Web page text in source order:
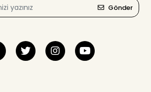
Gönder